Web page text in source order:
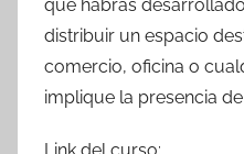
que habrás
distribuir un espacio
comercio, oficina o
implique la presencia
Link del curso: